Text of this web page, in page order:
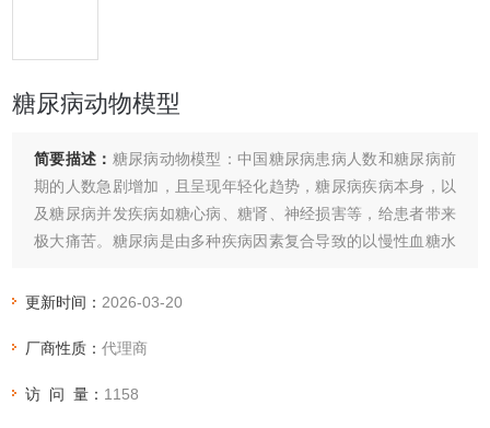
糖尿病动物模型
简要描述： 糖尿病动物模型：中国糖尿病患病人数和糖尿病前
期的人数急剧增加，且呈现年轻化趋势，糖尿病疾病本身，以
及糖尿病并发疾病如糖心病、糖肾、神经损害等，给患者带来
极大痛苦。糖尿病是由多种疾病因素复合导致的以慢性血糖水
以及自身免疫相关
更新时间： 2026-03-20
厂商性质：代理商
访 问 量： 1158